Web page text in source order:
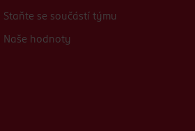
Staňte se součástí týmu
Naše hodnoty